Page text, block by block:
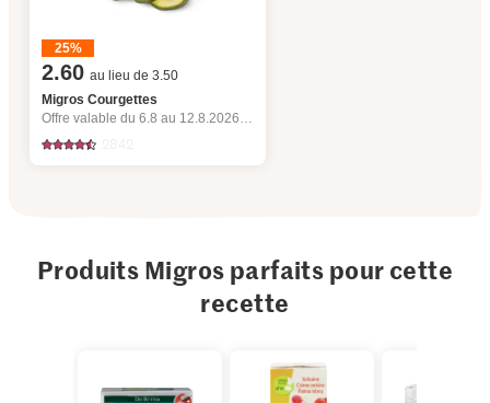
25%
2.60 au lieu de 3.50
Migros Courgettes
Offre valable du 6.8 au 12.8.2026, jusqu’à épuisement du stock.
Produits Migros parfaits pour cette
recette